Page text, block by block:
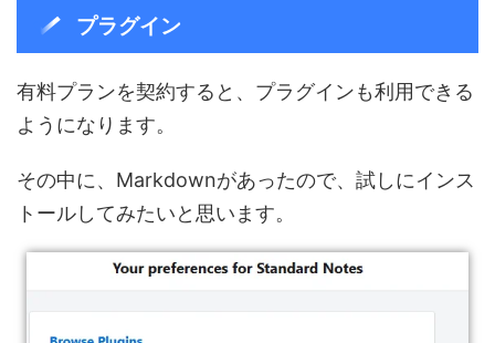
プラグイン
有料プランを契約すると、プラグインも利用できる
ようになります。
その中に、Markdownがあったので、試しにインス
トールしてみたいと思います。